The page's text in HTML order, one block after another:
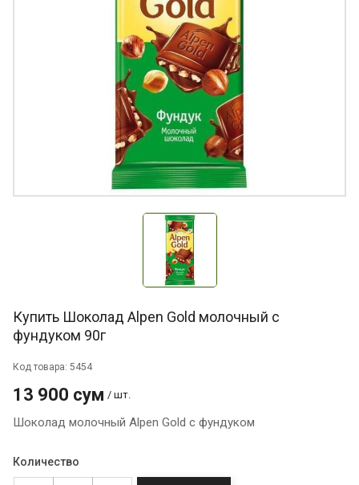
Купить Шоколад Alpen Gold молочный с
фундуком 90г
Код товара: 5454
13 900 сум / шт.
Шоколад молочный Alpen Gold с фундуком
Количество